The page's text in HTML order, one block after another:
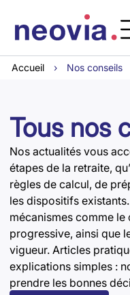
Accueil › Nos conseils
Tous nos
Nos actualités vous
étapes de la retraite,
règles de calcul, de
les dispositifs
mécanismes comme
progressive, ainsi que
vigueur. Articles
explications simples :
prendre les bonnes